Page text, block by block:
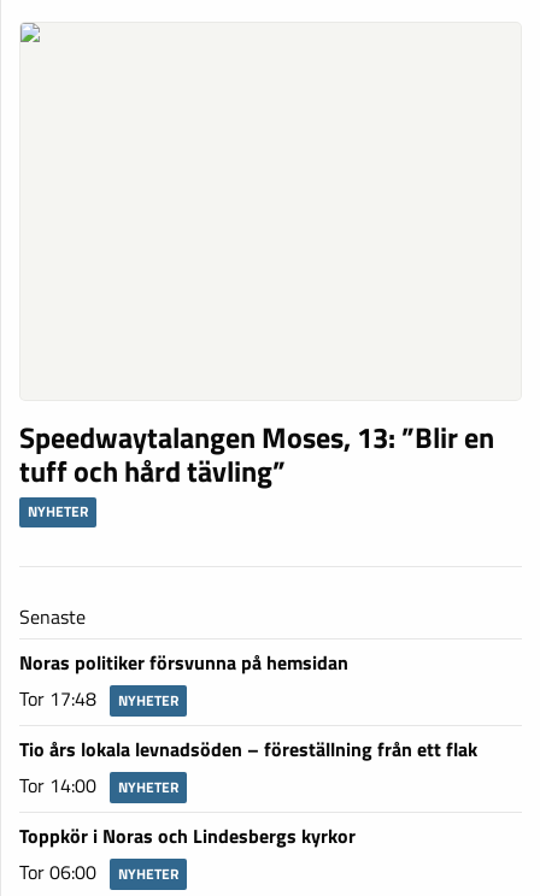
Speedwaytalangen Moses, 13: ”Blir en
tuff och hård tävling”
NYHETER
Senaste
Noras politiker försvunna på hemsidan
Tor 17:48
NYHETER
Tio års lokala levnadsöden – föreställning från ett flak
Tor 14:00
NYHETER
Toppkör i Noras och Lindesbergs kyrkor
Tor 06:00
NYHETER